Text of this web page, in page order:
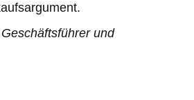
und